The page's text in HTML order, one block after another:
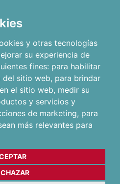
y otras tecnologías
su experiencia de
fines: para habilitar
del sitio web, para brindar
el sitio web, medir su
y servicios y
de marketing, para
más relevantes para